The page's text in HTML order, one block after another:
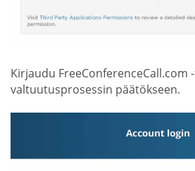
Kirjaudu FreeConferenceCall.com
valtuutusprosessin päätökseen.